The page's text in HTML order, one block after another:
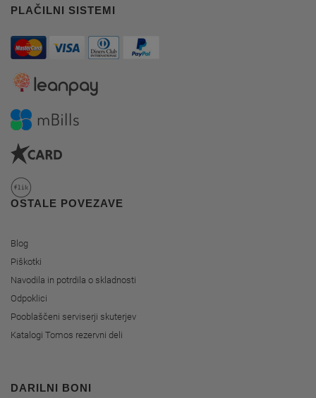
PLAČILNI SISTEMI
OSTALE POVEZAVE
Blog
Piškotki
Navodila in potrdila o skladnosti
Odpoklici
Pooblaščeni serviserji skuterjev
Katalogi Tomos rezervni deli
DARILNI BONI